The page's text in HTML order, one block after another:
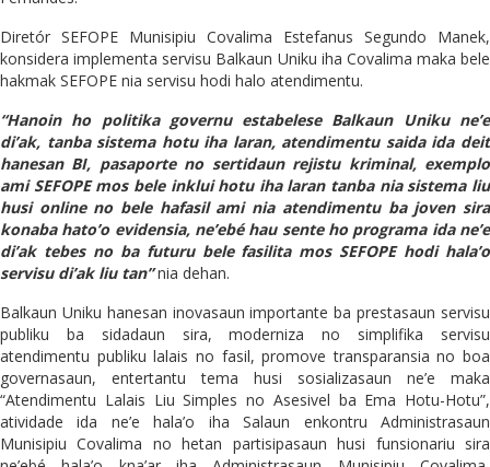
Diretór SEFOPE Munisipiu Covalima Estefanus Segundo Manek,
konsidera implementa servisu Balkaun Uniku iha Covalima maka bele
hakmak SEFOPE nia servisu hodi halo atendimentu.
“Hanoin ho politika governu estabelese Balkaun Uniku ne’e
di’ak, tanba sistema hotu iha laran, atendimentu saida ida deit
hanesan BI, pasaporte no sertidaun rejistu kriminal, exemplo
ami SEFOPE mos bele inklui hotu iha laran tanba nia sistema liu
husi online no bele hafasil ami nia atendimentu ba joven sira
konaba hato’o evidensia, ne’ebé hau sente ho programa ida ne’e
di’ak tebes no ba futuru bele fasilita mos SEFOPE hodi hala’o
servisu di’ak liu tan”nia dehan.
Balkaun Uniku hanesan inovasaun importante ba prestasaun servisu
publiku ba sidadaun sira, moderniza no simplifika servisu
atendimentu publiku lalais no fasil, promove transparansia no boa
governasaun, entertantu tema husi sosializasaun ne’e maka
“Atendimentu Lalais Liu Simples no Asesivel ba Ema Hotu-Hotu”,
atividade ida ne’e hala’o iha Salaun enkontru Administrasaun
Munisipiu Covalima no hetan partisipasaun husi funsionariu sira